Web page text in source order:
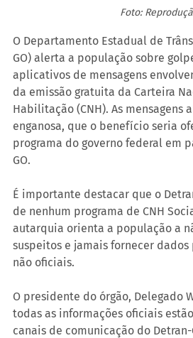
Foto:
O Departamento Estadual de
GO) alerta a população sobre
aplicativos de mensagens
da emissão gratuita da Carteira
Habilitação (CNH). As mensagens
enganosa, que o benefício seria
programa do governo federal em
GO.
É importante destacar que o
de nenhum programa de CNH
autarquia orienta a população a
suspeitos e jamais fornecer dados
não oficiais.
O presidente do órgão, Delegado
todas as informações oficiais
canais de comunicação do Detran-